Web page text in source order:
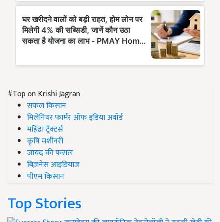
#Top on Krishi Jagran
सफल किसान
मिलेनियर फार्मर ऑफ इंडिया अवॉर्ड
महिंद्रा ट्रैक्टर्स
कृषि मशीनरी
जायद की फसल
बिज़नेस आइडियाज
पीएम किसान
Top Stories